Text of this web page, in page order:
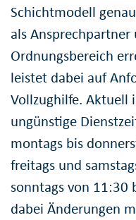
Schichtmodell
als
Ordnungsbereich
leistet dabei auf
Vollzughilfe. Aktuell
ungünstige
montags bis
freitags und
sonntags von 11:30
dabei Änderungen